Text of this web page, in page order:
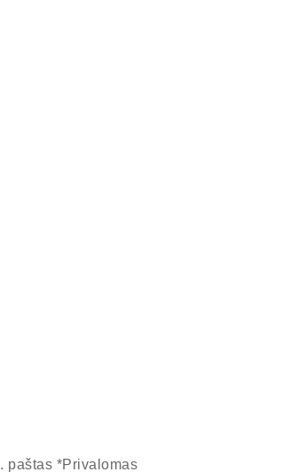
paštas *Privalomas